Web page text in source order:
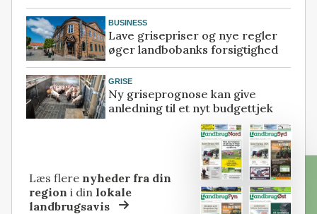
BUSINESS
Lave grisepriser og nye regler
øger landbobanks forsigtighed
GRISE
Ny griseprognose kan give
anledning til et nyt budgettjek
Læs flere nyheder fra din
region i dinlokale
landbrugsavis